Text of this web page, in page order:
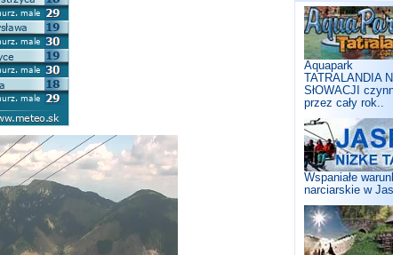
Aquapark
TATRALANDIA
SłOWACJI
przez cały rok..
Wspaniałe
narciarskie w